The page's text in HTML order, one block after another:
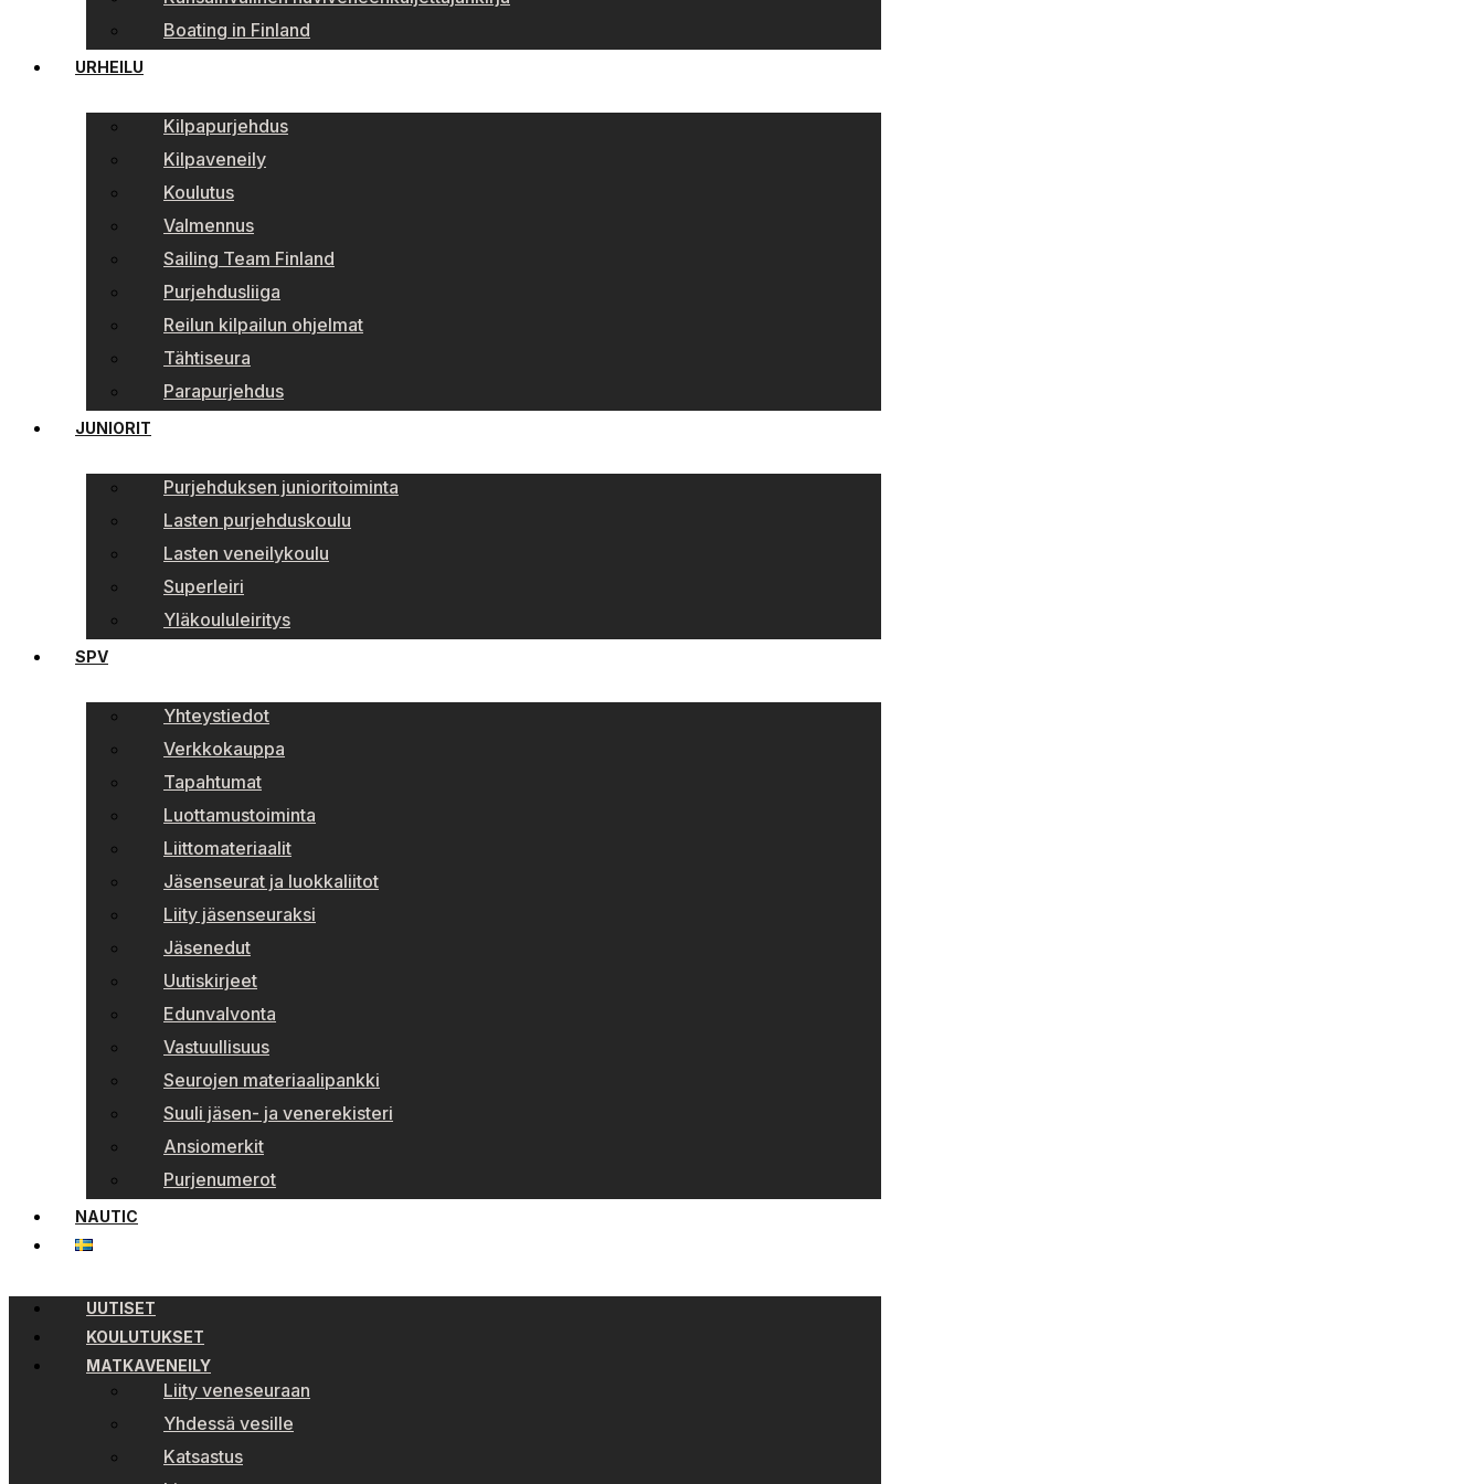
Boating in Finland
URHEILU
Kilpapurjehdus
Kilpaveneily
Koulutus
Valmennus
Sailing Team Finland
Purjehdusliiga
Reilun kilpailun ohjelmat
Tähtiseura
Parapurjehdus
JUNIORIT
Purjehduksen junioritoiminta
Lasten purjehduskoulu
Lasten veneilykoulu
Superleiri
Yläkoululeiritys
SPV
Yhteystiedot
Verkkokauppa
Tapahtumat
Luottamustoiminta
Liittomateriaalit
Jäsenseurat ja luokkaliitot
Liity jäsenseuraksi
Jäsenedut
Uutiskirjeet
Edunvalvonta
Vastuullisuus
Seurojen materiaalipankki
Suuli jäsen- ja venerekisteri
Ansiomerkit
Purjenumerot
NAUTIC
UUTISET
KOULUTUKSET
MATKAVENEILY
Liity veneseuraan
Yhdessä vesille
Katsastus